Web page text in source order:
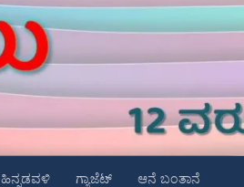
ಹಿನ್ನಡವಳಿ ಗ್ಯಾಜೆಟ್ ಆನೆ ಬಂತಾನೆ